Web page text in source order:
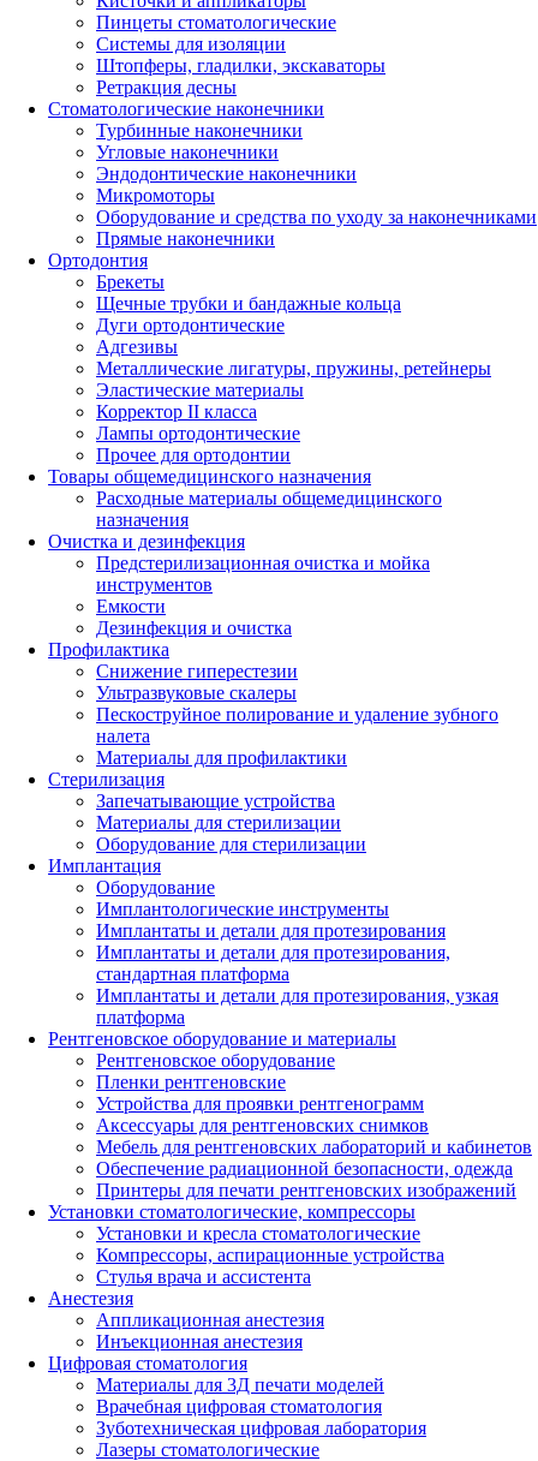
Пинцеты стоматологические
Системы для изоляции
Штопферы, гладилки, экскаваторы
Ретракция десны
Стоматологические наконечники
Турбинные наконечники
Угловые наконечники
Эндодонтические наконечники
Микромоторы
Оборудование и средства по уходу за наконечниками
Прямые наконечники
Ортодонтия
Брекеты
Щечные трубки и бандажные кольца
Дуги ортодонтические
Адгезивы
Металлические лигатуры, пружины, ретейнеры
Эластические материалы
Корректор II класса
Лампы ортодонтические
Прочее для ортодонтии
Товары общемедицинского назначения
Расходные материалы общемедицинского
назначения
Очистка и дезинфекция
Предстерилизационная очистка и мойка
инструментов
Емкости
Дезинфекция и очистка
Профилактика
Снижение гиперестезии
Ультразвуковые скалеры
Пескоструйное полирование и удаление зубного
налета
Материалы для профилактики
Стерилизация
Запечатывающие устройства
Материалы для стерилизации
Оборудование для стерилизации
Имплантация
Оборудование
Имплантологические инструменты
Имплантаты и детали для протезирования
Имплантаты и детали для протезирования,
стандартная платформа
Имплантаты и детали для протезирования, узкая
платформа
Рентгеновское оборудование и материалы
Рентгеновское оборудование
Пленки рентгеновские
Устройства для проявки рентгенограмм
Аксессуары для рентгеновских снимков
Мебель для рентгеновских лабораторий и кабинетов
Обеспечение радиационной безопасности, одежда
Принтеры для печати рентгеновских изображений
Установки стоматологические, компрессоры
Установки и кресла стоматологические
Компрессоры, аспирационные устройства
Стулья врача и ассистента
Анестезия
Аппликационная анестезия
Инъекционная анестезия
Цифровая стоматология
Материалы для 3Д печати моделей
Врачебная цифровая стоматология
Зуботехническая цифровая лаборатория
Лазеры стоматологические